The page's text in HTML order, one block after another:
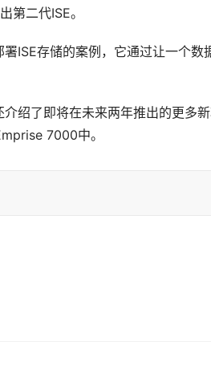
第二代ISE。
ISE存储的案例，它通过让一个数
绍了即将在未来两年推出的更多
7000中。